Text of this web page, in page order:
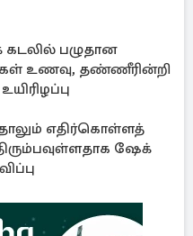
கடலில் பழுதான
உணவு, தண்ணீரின்றி
எதிர்கொள்ளத்
ஷேக்